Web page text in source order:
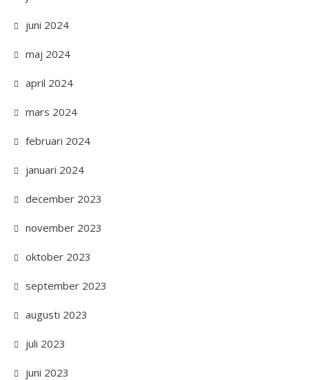
juni 2024
maj 2024
april 2024
mars 2024
februari 2024
januari 2024
december 2023
november 2023
oktober 2023
september 2023
augusti 2023
juli 2023
juni 2023